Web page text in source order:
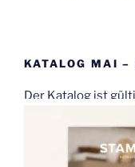
KATALOG MAI
Der Katalog ist